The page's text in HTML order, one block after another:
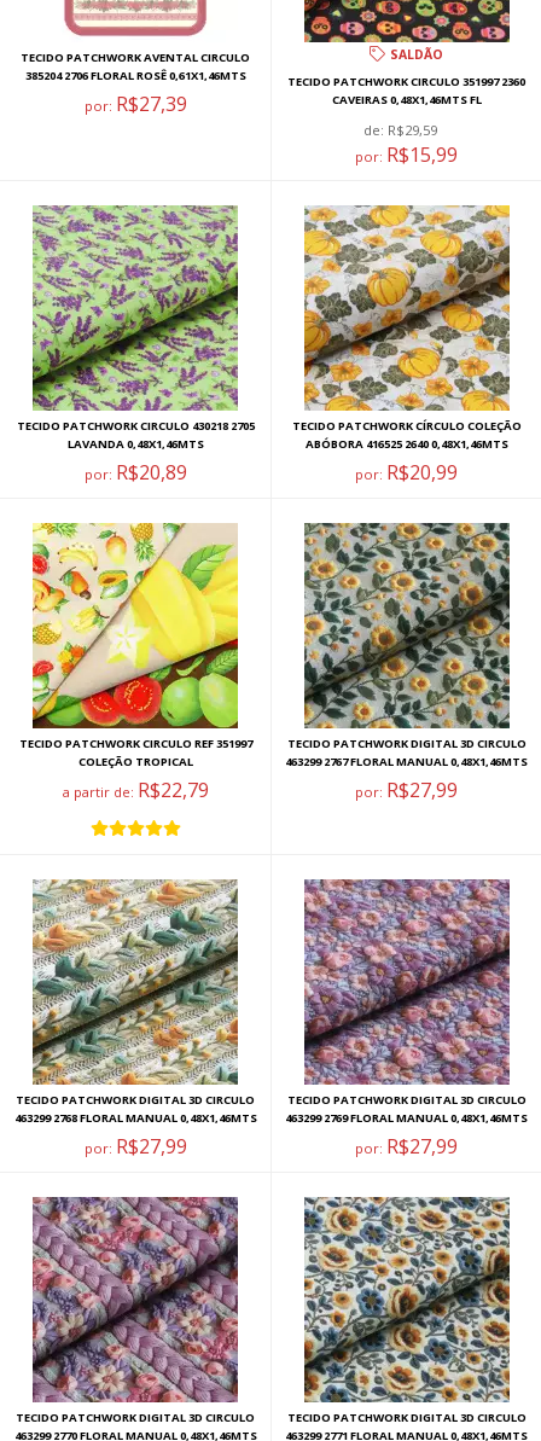
TECIDO PATCHWORK AVENTAL CIRCULO
385204 2706 FLORAL ROSÊ 0,61X1,46MTS
por: R$27,39
SALDÃO
TECIDO PATCHWORK CIRCULO 351997 2360
CAVEIRAS 0,48X1,46MTS FL
de: R$29,59
por: R$15,99
TECIDO PATCHWORK CIRCULO 430218 2705
LAVANDA 0,48X1,46MTS
por: R$20,89
TECIDO PATCHWORK CÍRCULO COLEÇÃO
ABÓBORA 416525 2640 0,48X1,46MTS
por: R$20,99
TECIDO PATCHWORK CIRCULO REF 351997
COLEÇÃO TROPICAL
a partir de: R$22,79
TECIDO PATCHWORK DIGITAL 3D CIRCULO
463299 2767 FLORAL MANUAL 0,48X1,46MTS
por: R$27,99
TECIDO PATCHWORK DIGITAL 3D CIRCULO
463299 2768 FLORAL MANUAL 0,48X1,46MTS
por: R$27,99
TECIDO PATCHWORK DIGITAL 3D CIRCULO
463299 2769 FLORAL MANUAL 0,48X1,46MTS
por: R$27,99
TECIDO PATCHWORK DIGITAL 3D CIRCULO
463299 2770 FLORAL MANUAL 0,48X1,46MTS
TECIDO PATCHWORK DIGITAL 3D CIRCULO
463299 2771 FLORAL MANUAL 0,48X1,46MTS